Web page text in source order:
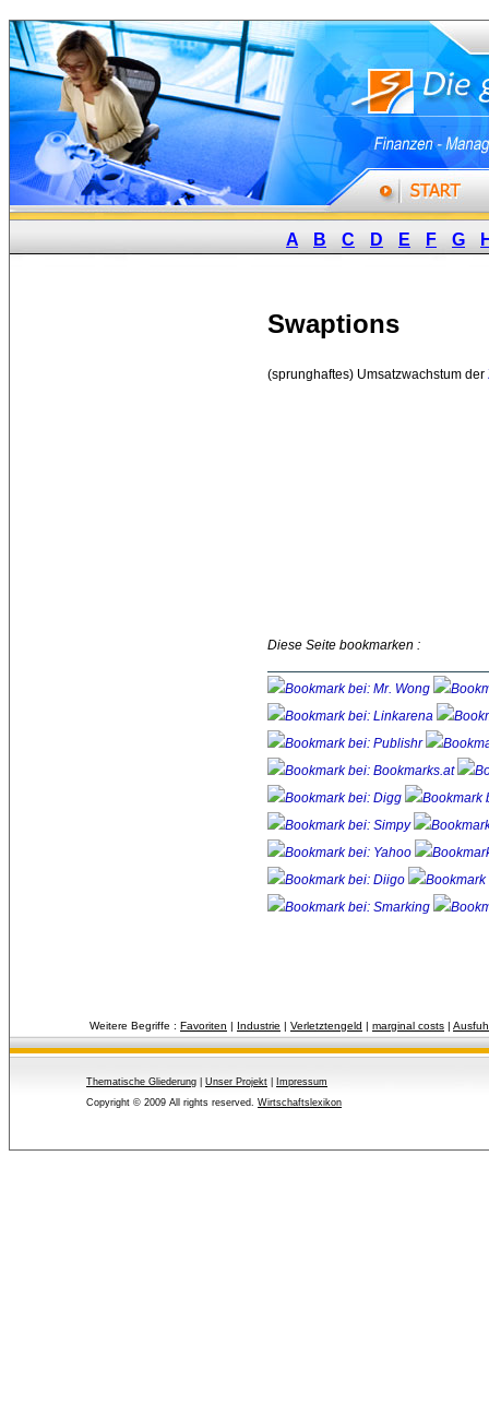
A B C D E F G
Swaptions
(sprunghaftes) Umsatzwachstum der
Diese Seite bookmarken :
Weitere Begriffe : Favoriten | Industrie | Verletztengeld | marginal costs |
Thematische Gliederung Unser Projekt
Impressum
Copyright © 2009 All rights reserved. Wirtschaftslexikon